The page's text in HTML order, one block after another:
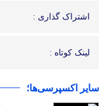
اشتراک گذاری :
لینک کوتاه :
سایر اکسپرسی‌ها؛